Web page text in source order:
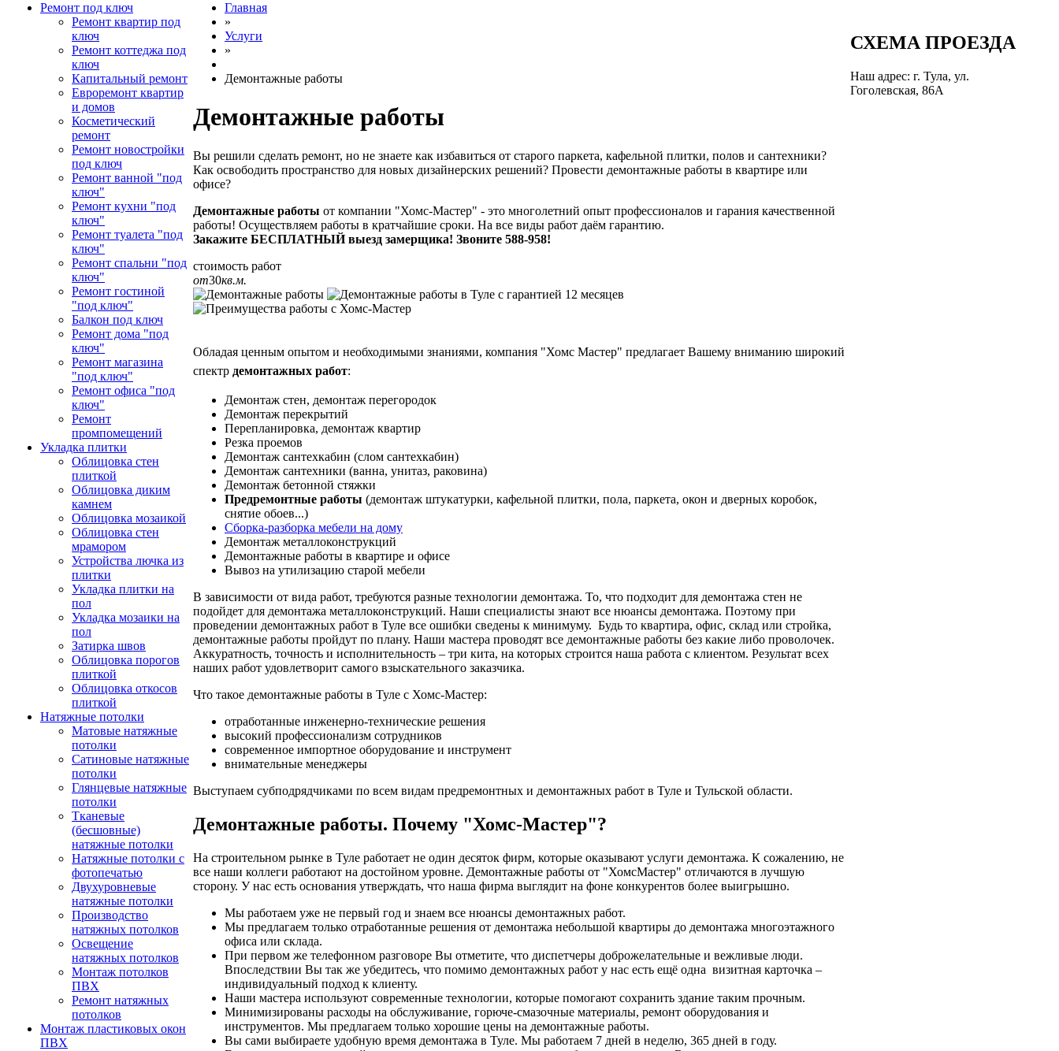
Ремонт под ключ
Ремонт квартир под
ключ
Ремонт коттеджа под
ключ
Капитальный ремонт
Евроремонт квартир
и домов
Косметический
ремонт
Ремонт новостройки
под ключ
Ремонт ванной "под
ключ"
Ремонт кухни "под
ключ"
Ремонт туалета "под
ключ"
Ремонт спальни "под
ключ"
Ремонт гостиной
"под ключ"
Балкон под ключ
Ремонт дома "под
ключ"
Ремонт магазина
"под ключ"
Ремонт офиса "под
ключ"
Ремонт
промпомещений
Укладка плитки
Облицовка стен
плиткой
Облицовка диким
камнем
Облицовка мозаикой
Облицовка стен
мрамором
Устройства лючка из
плитки
Укладка плитки на
пол
Укладка мозаики на
пол
Затирка швов
Облицовка порогов
плиткой
Облицовка откосов
плиткой
Натяжные потолки
Матовые натяжные
потолки
Сатиновые натяжные
потолки
Глянцевые натяжные
потолки
Тканевые
(бесшовные)
натяжные потолки
Натяжные потолки с
фотопечатью
Двухуровневые
натяжные потолки
Производство
натяжных потолков
Освещение
натяжных потолков
Монтаж потолков
ПВХ
Ремонт натяжных
потолков
Монтаж пластиковых окон
ПВХ
Главная
»
Услуги
»
Демонтажные работы
Демонтажные работы
Вы решили сделать ремонт, но не знаете как избавиться от старого паркета, кафельной плитки, полов и сантехники?
Как освободить пространство для новых дизайнерских решений? Провести демонтажные работы в квартире или
офисе?
Демонтажные работы от компании "Хомс-Мастер" - это многолетний опыт профессионалов и гарания качественной
работы! Осуществляем работы в кратчайшие сроки. На все виды работ даём гарантию.
Закажите БЕСПЛАТНЫЙ выезд замерщика! Звоните 588-958!
стоимость работ
от30кв.м.
Обладая ценным опытом и необходимыми знаниями, компания "Хомс Мастер" предлагает Вашему вниманию широкий
спектр демонтажных работ:
Демонтаж стен, демонтаж перегородок
Демонтаж перекрытий
Перепланировка, демонтаж квартир
Резка проемов
Демонтаж сантехкабин (слом сантехкабин)
Демонтаж сантехники (ванна, унитаз, раковина)
Демонтаж бетонной стяжки
Предремонтные работы (демонтаж штукатурки, кафельной плитки, пола, паркета, окон и дверных коробок,
снятие обоев...)
Сборка-разборка мебели на дому
Демонтаж металлоконструкций
Демонтажные работы в квартире и офисе
Вывоз на утилизацию старой мебели
В зависимости от вида работ, требуются разные технологии демонтажа. То, что подходит для демонтажа стен не
подойдет для демонтажа металлоконструкций. Наши специалисты знают все нюансы демонтажа. Поэтому при
проведении демонтажных работ в Туле все ошибки сведены к минимуму. Будь то квартира, офис, склад или стройка,
демонтажные работы пройдут по плану. Наши мастера проводят все демонтажные работы без какие либо проволочек.
Аккуратность, точность и исполнительность – три кита, на которых строится наша работа с клиентом. Результат всех
наших работ удовлетворит самого взыскательного заказчика.
Что такое демонтажные работы в Туле с Хомс-Мастер:
отработанные инженерно-технические решения
высокий профессионализм сотрудников
современное импортное оборудование и инструмент
внимательные менеджеры
Выступаем субподрядчиками по всем видам предремонтных и демонтажных работ в Туле и Тульской области.
Демонтажные работы. Почему "Хомс-Мастер"?
На строительном рынке в Туле работает не один десяток фирм, которые оказывают услуги демонтажа. К сожалению, не
все наши коллеги работают на достойном уровне. Демонтажные работы от "ХомсМастер" отличаются в лучшую
сторону. У нас есть основания утверждать, что наша фирма выглядит на фоне конкурентов более выигрышно.
Мы работаем уже не первый год и знаем все нюансы демонтажных работ.
Мы предлагаем только отработанные решения от демонтажа небольшой квартиры до демонтажа многоэтажного
офиса или склада.
При первом же телефонном разговоре Вы отметите, что диспетчеры доброжелательные и вежливые люди.
Впоследствии Вы так же убедитесь, что помимо демонтажных работ у нас есть ещё одна визитная карточка –
индивидуальный подход к клиенту.
Наши мастера используют современные технологии, которые помогают сохранить здание таким прочным.
Минимизированы расходы на обслуживание, горюче-смазочные материалы, ремонт оборудования и
инструментов. Мы предлагаем только хорошие цены на демонтажные работы.
Вы сами выбираете удобную время демонтажа в Туле. Мы работаем 7 дней в неделю, 365 дней в году.
СХЕМА ПРОЕЗДА
Наш адрес: г. Тула, ул.
Гоголевская, 86А